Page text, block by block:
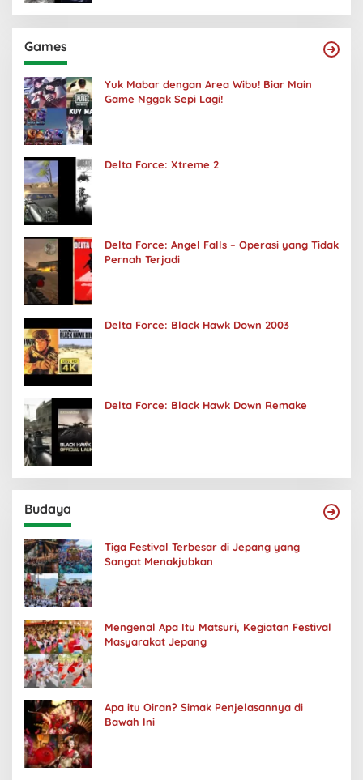
Games
Yuk Mabar dengan Area Wibu! Biar Main
Game Nggak Sepi Lagi!
Delta Force: Xtreme 2
Delta Force: Angel Falls – Operasi yang Tidak
Pernah Terjadi
Delta Force: Black Hawk Down 2003
Delta Force: Black Hawk Down Remake
Budaya
Tiga Festival Terbesar di Jepang yang
Sangat Menakjubkan
Mengenal Apa Itu Matsuri, Kegiatan Festival
Masyarakat Jepang
Apa itu Oiran? Simak Penjelasannya di
Bawah Ini